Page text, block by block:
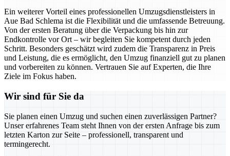
Ein weiterer Vorteil eines professionellen Umzugsdienstleisters in
Aue Bad Schlema ist die Flexibilität und die umfassende Betreuung.
Von der ersten Beratung über die Verpackung bis hin zur
Endkontrolle vor Ort – wir begleiten Sie kompetent durch jeden
Schritt. Besonders geschätzt wird zudem die Transparenz in Preis
und Leistung, die es ermöglicht, den Umzug finanziell gut zu planen
und vorbereiten zu können. Vertrauen Sie auf Experten, die Ihre
Ziele im Fokus haben.
Wir sind für Sie da
Sie planen einen Umzug und suchen einen zuverlässigen Partner?
Unser erfahrenes Team steht Ihnen von der ersten Anfrage bis zum
letzten Karton zur Seite – professionell, transparent und
termingerecht.